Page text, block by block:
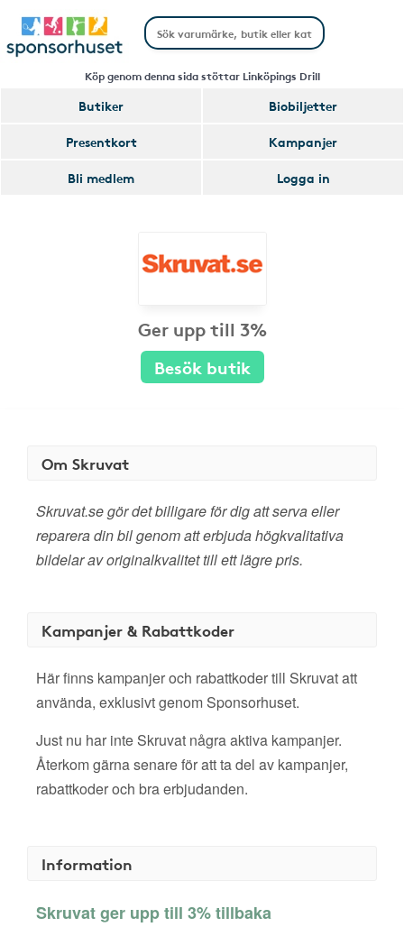
Köp genom denna sida stöttar Linköpings Drill
Butiker
Biobiljetter
Presentkort
Kampanjer
Bli medlem
Logga in
Ger upp till 3%
Besök butik
Om Skruvat
Skruvat.se gör det billigare för dig att serva eller
reparera din bil genom att erbjuda högkvalitativa
bildelar av originalkvalitet till ett lägre pris.
Kampanjer & Rabattkoder
Här finns kampanjer och rabattkoder till Skruvat att
använda, exklusivt genom Sponsorhuset.
Just nu har inte Skruvat några aktiva kampanjer.
Återkom gärna senare för att ta del av kampanjer,
rabattkoder och bra erbjudanden.
Information
Skruvat ger upp till 3% tillbaka